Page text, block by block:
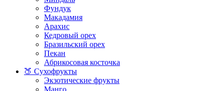
Фундук
Макадамия
Арахис
Кедровый орех
Бразильский орех
Пекан
Абрикосовая косточка
🍑 Сухофрукты
Экзотические фрукты
Манго